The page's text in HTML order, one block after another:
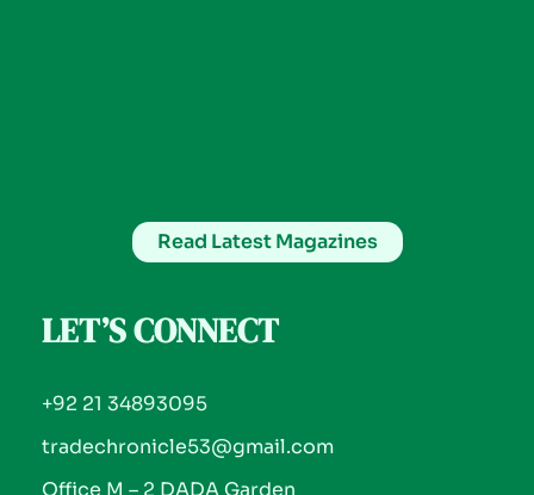
Read Latest Magazines
LET’S CONNECT
+92 21 34893095
tradechronicle53@gmail.com